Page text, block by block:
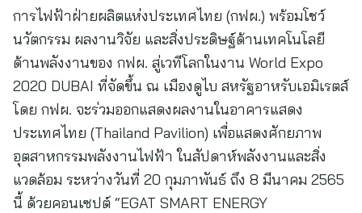
การไฟฟ้าฝ่ายผลิตแห่งประเทศไทย (กฟผ.) พร้อมโชว์
นวัตกรรม ผลงานวิจัย และสิ่งประดิษฐ์ด้านเทคโนโลยี
ด้านพลังงานของ กฟผ. สู่เวทีโลกในงาน World Expo
2020 DUBAI ที่จัดขึ้น ณ เมืองดูไบ สหรัฐอาหรับเอมิเรตส์
โดย กฟผ. จะร่วมออกแสดงผลงานในอาคารแสดง
ประเทศไทย (Thailand Pavilion) เพื่อแสดงศักยภาพ
อุตสาหกรรมพลังงานไฟฟ้า ในสัปดาห์พลังงานและสิ่ง
แวดล้อม ระหว่างวันที่ 20 กุมภาพันธ์ ถึง 8 มีนาคม 2565
นี้ ด้วยคอนเซปต์ “EGAT SMART ENERGY